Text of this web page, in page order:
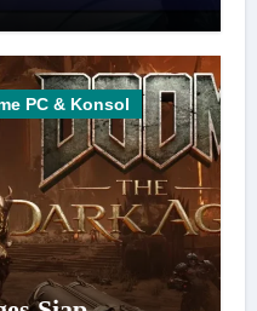
PC & Konsol